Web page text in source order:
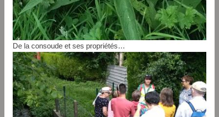
De la consoude et ses propriétés…